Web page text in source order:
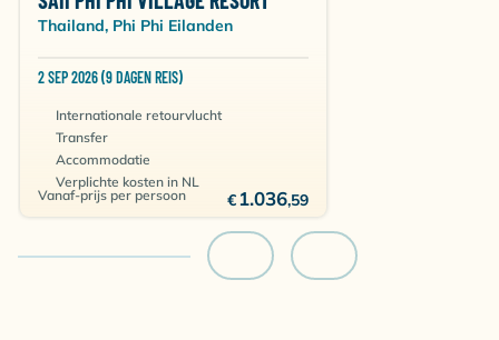
Thailand, Phi Phi Eilanden
2 SEP 2026 (9 DAGEN REIS)
Internationale retourvlucht
Transfer
Accommodatie
Verplichte kosten in NL
Vanaf-prijs per persoon
€ 1.036,59